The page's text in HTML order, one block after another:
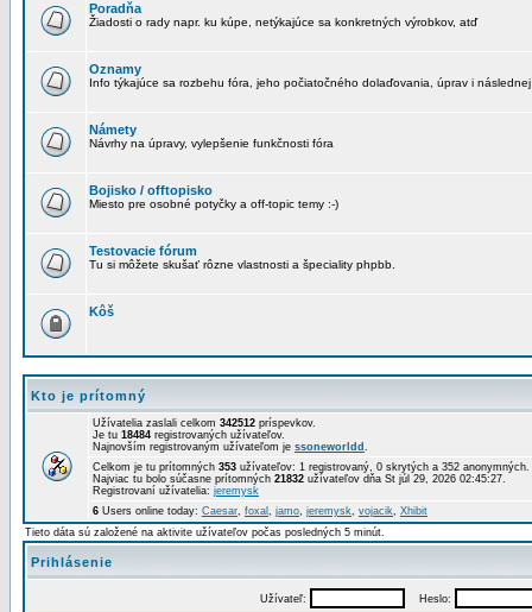
Poradňa
Žiadosti o rady napr. ku kúpe, netýkajúce sa konkretných výrobkov, atď
Oznamy
Info týkajúce sa rozbehu fóra, jeho počiatočného dolaďovania, úprav i
Námety
Návrhy na úpravy, vylepšenie funkčnosti fóra
Bojisko / offtopisko
Miesto pre osobné potyčky a off-topic temy :-)
Testovacie fórum
Tu si môžete skušať rôzne vlastnosti a špeciality phpbb.
Kôš
Kto je prítomný
Užívatelia zaslali celkom 342512 príspevkov.
Je tu 18484 registrovaných užívateľov.
Najnovším registrovaným užívateľom je ssoneworldd .
Celkom je tu prítomných 353 užívateľov: 1 registrovaný, 0 skrytých a 352
Najviac tu bolo súčasne prítomných 21832 užívateľov dňa St júl 29, 2026 02:45:27.
Registrovaní užívatelia: jeremysk
6 Users online today: Caesar, foxal , jamo, jeremysk, vojacik, Xhibit
Tieto dáta sú založené na aktivite užívateľov počas posledných 5 minút.
Prihlásenie
Užívateľ: Heslo: